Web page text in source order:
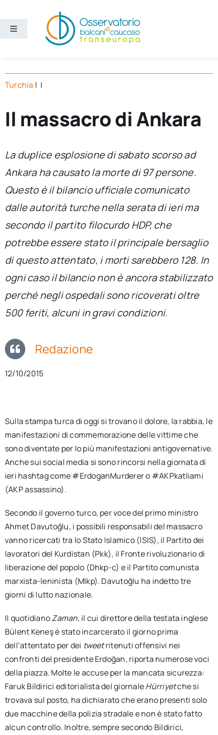
contenuto
Toggle
Temi
Ricerca e divulgazione
Sezioni
Chi siamo
Cerca
per:
Ita
Turchia | |
Il massacro di Ankara
La duplice esplosione di sabato scorso ad
Ankara ha causato la morte di 97 persone.
Questo è il bilancio ufficiale comunicato
dalle autorità turche nella serata di ieri ma
secondo il partito filocurdo HDP, che
potrebbe essere stato il principale bersaglio
di questo attentato, i morti sarebbero 128. In
ogni caso il bilancio non è ancora stabilizzato
perché negli ospedali sono ricoverati oltre
500 feriti, alcuni in gravi condizioni.
Redazione
12/10/2015
Sulla stampa turca di oggi si trovano il dolore, la rabbia, le
manifestazioni di commemorazione delle vittime che
sono diventate per lo più manifestazioni antigovernative.
Anche sui social media si sono rincorsi nella giornata di
ieri hashtag come #ErdoganMurderer o #AKPkatliami
(AKP assassino).
Secondo il governo turco, per voce del primo ministro
Ahmet Davutoğlu, i possibili responsabili del massacro
vanno ricercati tra lo Stato Islamico (ISIS), il Partito dei
lavoratori del Kurdistan (Pkk), il Fronte rivoluzionario di
liberazione del popolo (Dhkp-c) e il Partito comunista
marxista-leninista (Mlkp). Davutoğlu ha indetto tre
giorni di lutto nazionale.
Il quotidianoZaman, il cui direttore della testata inglese
Bülent Keneş è stato incarcerato il giorno prima
dell’attentato per dei tweetritenuti offensivi nei
confronti del presidente Erdoğan, riporta numerose voci
della piazza. Molte le accuse per la mancata sicurezza:
Faruk Bildirici editorialista del giornaleHürriyetche si
trovava sul posto, ha dichiarato che erano presenti solo
due macchine della polizia stradale e non è stato fatto
alcun controllo. Inoltre, sempre secondo Bildirici,